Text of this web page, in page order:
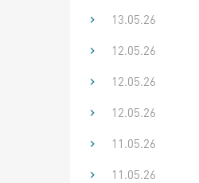
13.05.26
12.05.26
12.05.26
12.05.26
11.05.26
11.05.26